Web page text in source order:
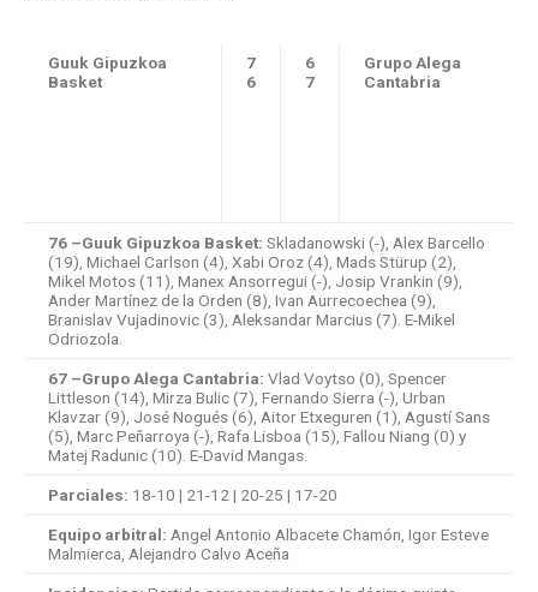
Guuk Gipuzkoa
Basket
7
6
6
7
Grupo Alega
Cantabria
76 –Guuk Gipuzkoa Basket: Skladanowski (-), Alex Barcello
(19), Michael Carlson (4), Xabi Oroz (4), Mads Stürup (2),
Mikel Motos (11), Manex Ansorregui (-), Josip Vrankin (9),
Ander Martínez de la Orden (8), Ivan Aurrecoechea (9),
Branislav Vujadinovic (3), Aleksandar Marcius (7). E-Mikel
Odriozola.
67 –Grupo Alega Cantabria: Vlad Voytso (0), Spencer
Littleson (14), Mirza Bulic (7), Fernando Sierra (-), Urban
Klavzar (9), José Nogués (6), Aitor Etxeguren (1), Agustí Sans
(5), Marc Peñarroya (-), Rafa Lisboa (15), Fallou Niang (0) y
Matej Radunic (10). E-David Mangas.
Parciales: 18-10 | 21-12 | 20-25 | 17-20
Equipo arbitral: Angel Antonio Albacete Chamón, Igor Esteve
Malmierca, Alejandro Calvo Aceña